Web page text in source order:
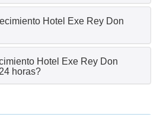
Hotel Exe Rey Don
Hotel Exe Rey Don
horas?